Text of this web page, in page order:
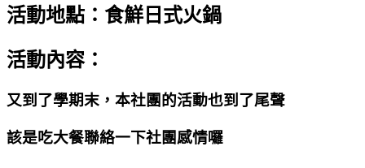
活動地點：食鮮日式火鍋
活動內容：
又到了學期末，本社團的活動也到了尾聲
該是吃大餐聯絡一下社團感情囉